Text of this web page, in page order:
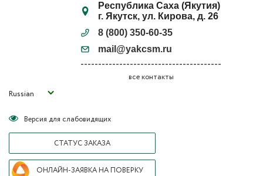
Республика Саха (Якутия)
г. Якутск, ул. Кирова, д. 26
8 (800) 350-60-35
mail@yakcsm.ru
все контакты
Russian
Версия для слабовидящих
СТАТУС ЗАКАЗА
ОНЛАЙН-ЗАЯВКА НА ПОВЕРКУ